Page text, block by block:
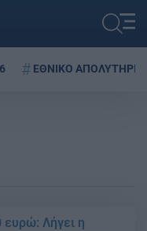
ΕΘΝΙΚΟ ΑΠΟΛΥΤΗΡΙΟ
ευρώ: Λήγει η